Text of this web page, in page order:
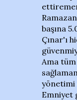
başına
Çınar'ı
Ama
yönetimi
Emniyet